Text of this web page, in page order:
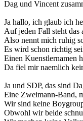
Dag und Vincent
Ja hallo, ich glaub ich
Auf jeden Fall steht das
Also nennt mich ruhig
Es wird schon richtig
Einen Kuenstlernamen
Da fiel mir naemlich
Ja und SDP, das sind
Eine Zweimann-Band,
Wir sind keine
Obwohl wir beide